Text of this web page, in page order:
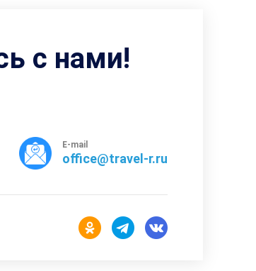
с нами!
E-mail
office@travel-r.ru